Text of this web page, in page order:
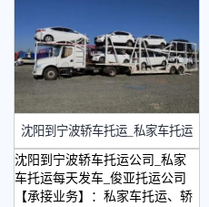
沈阳到宁波轿车托运_私家车托运
沈阳到宁波轿车托运公司_私家
车托运每天发车_俊亚托运公司
【承接业务】：私家车托运、轿